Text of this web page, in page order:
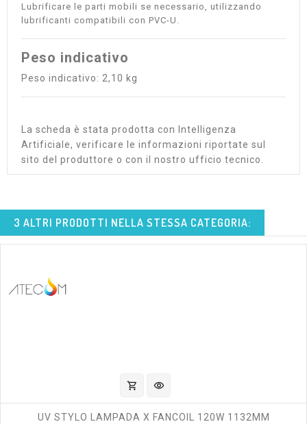
Lubrificare le parti mobili se necessario, utilizzando
lubrificanti compatibili con PVC-U.
Peso indicativo
Peso indicativo: 2,10 kg
La scheda è stata prodotta con Intelligenza
Artificiale, verificare le informazioni riportate sul
sito del produttore o con il nostro ufficio tecnico.
3 ALTRI PRODOTTI NELLA STESSA CATEGORIA:
shopping_cart visibility
UV STYLO LAMPADA X FANCOIL 120W 1132MM